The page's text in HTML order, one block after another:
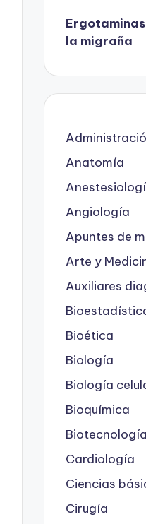
la migraña
Anatomía
Angiología
Apuntes de
Arte y
Auxiliares
Bioética
Biología
Biología
Bioquímica
Biotecnología
Cardiología
Ciencias
Cirugía